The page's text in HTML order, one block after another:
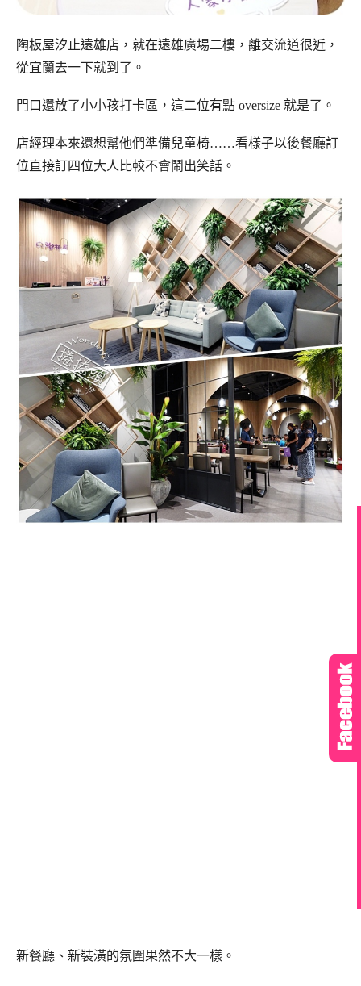
陶板屋汐止遠雄店，就在遠雄廣場二樓，離交流道很近，
從宜蘭去一下就到了。
門口還放了小小孩打卡區，這二位有點 oversize 就是了。
店經理本來還想幫他們準備兒童椅……看樣子以後餐廳訂
位直接訂四位大人比較不會鬧出笑話。
新餐廳、新裝潢的氛圍果然不大一樣。